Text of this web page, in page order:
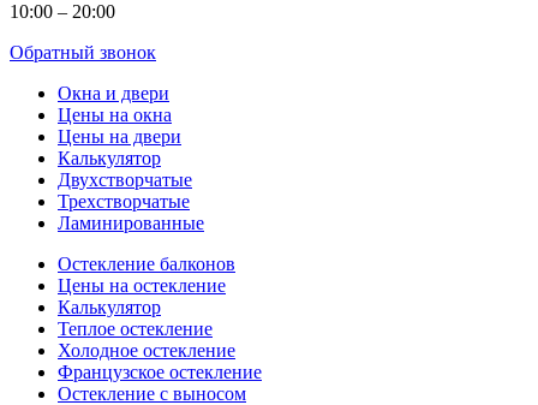
10:00 – 20:00
Обратный звонок
Окна и двери
Цены на окна
Цены на двери
Калькулятор
Двухстворчатые
Трехстворчатые
Ламинированные
Остекление балконов
Цены на остекление
Калькулятор
Теплое остекление
Холодное остекление
Французское остекление
Остекление с выносом